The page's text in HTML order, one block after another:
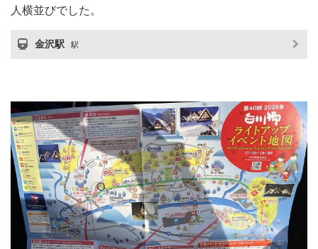
人横並びでした。
金沢駅 駅